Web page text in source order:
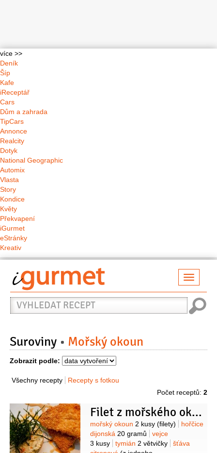
více >>
Deník
Šíp
Kafe
iReceptář
Cars
Dům a zahrada
TipCars
Annonce
Realcity
Dotyk
National Geographic
Automix
Vlasta
Story
Kondice
Květy
Překvapení
iGurmet
eStránky
Kreativ
Vyhledat
recept
Suroviny Mořský okoun
Zobrazit podle:
Všechny recepty
Recepty s fotkou
Počet receptů: 2
Filet z mořského okouna
Suroviny
mořský okoun 2 kusy (filety)
hořčice
dijonská 20 gramů
vejce
3 kusy
tymián 2 větvičky
šťáva